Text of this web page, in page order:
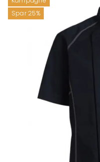
Spar 25%